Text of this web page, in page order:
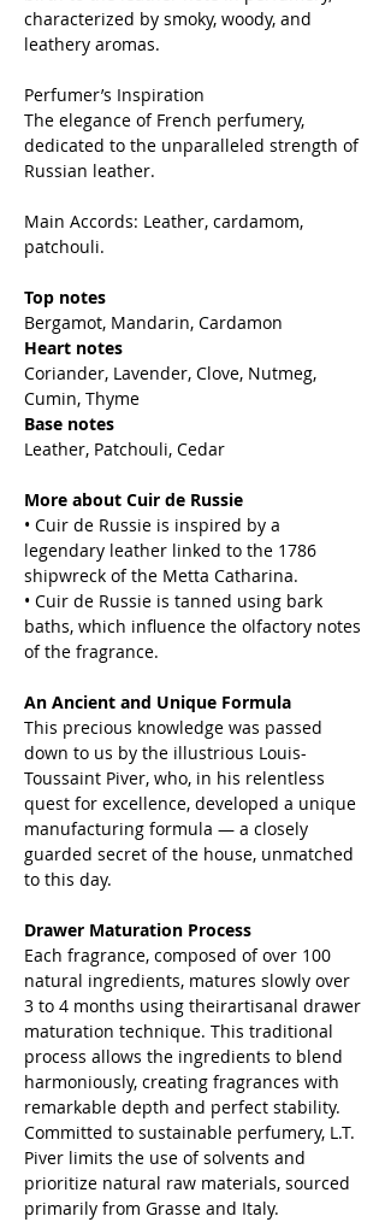
characterized by smoky, woody, and
leathery aromas.
Perfumer’s Inspiration
The elegance of French perfumery,
dedicated to the unparalleled strength of
Russian leather.
Main Accords: Leather, cardamom,
patchouli.
Top notes
Bergamot, Mandarin, Cardamon
Heart notes
Coriander, Lavender, Clove, Nutmeg,
Cumin, Thyme
Base notes
Leather, Patchouli, Cedar
More about Cuir de Russie
• Cuir de Russie is inspired by a
legendary leather linked to the 1786
shipwreck of the Metta Catharina.
• Cuir de Russie is tanned using bark
baths, which influence the olfactory notes
of the fragrance.
An Ancient and Unique Formula
This precious knowledge was passed
down to us by the illustrious Louis-
Toussaint Piver, who, in his relentless
quest for excellence, developed a unique
manufacturing formula — a closely
guarded secret of the house, unmatched
to this day.
Drawer Maturation Process
Each fragrance, composed of over 100
natural ingredients, matures slowly over
3 to 4 months using theirartisanal drawer
maturation technique. This traditional
process allows the ingredients to blend
harmoniously, creating fragrances with
remarkable depth and perfect stability.
Committed to sustainable perfumery, L.T.
Piver limits the use of solvents and
prioritize natural raw materials, sourced
primarily from Grasse and Italy.